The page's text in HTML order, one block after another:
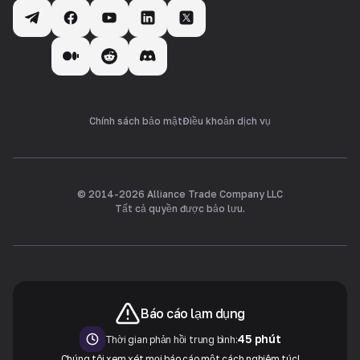
Chính sách bảo mậtĐiều khoản dịch vụ
© 2014-2026 Alliance Trade Company LLC
Tất cả quyền được bảo lưu.
Báo cáo lạm dụng
Thời gian phản hồi trung bình:45 phút